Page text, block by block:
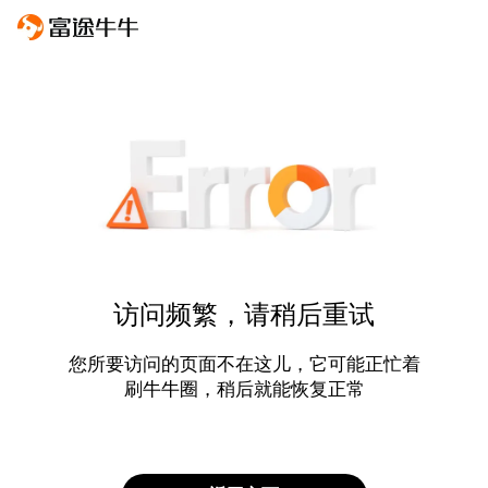
访问频繁，请稍后重试
您所要访问的页面不在这儿，它可能正忙着
刷牛牛圈，稍后就能恢复正常